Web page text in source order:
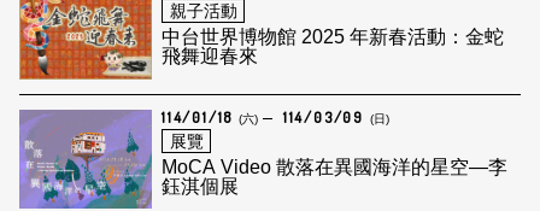
親子活動
中台世界博物館 2025 年新春活動：金蛇
飛舞迎春來
114/01/18 (六) 114/03/09 (日)
展覽
MoCA Video 散落在異國海洋的星空—李
鈺淇個展